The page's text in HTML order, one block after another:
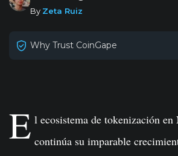
By Zeta Ruiz
Why Trust CoinGape
E l ecosistema de tokenización
continúa su imparable